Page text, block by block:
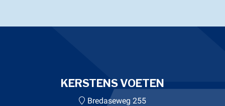
KERSTENS VOETEN
Bredaseweg 255